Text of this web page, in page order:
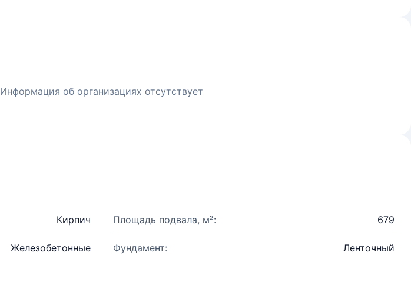
Информация об организациях отсутствует
Кирпич Площадь подвала, м²: 679
Железобетонные Фундамент: Ленточный